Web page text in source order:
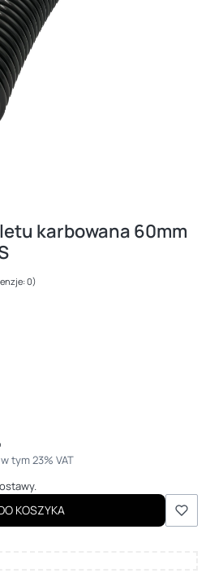
karbowana 60mm
0)
w tym 23% VAT
w tym23% VAT
KOSZYKA